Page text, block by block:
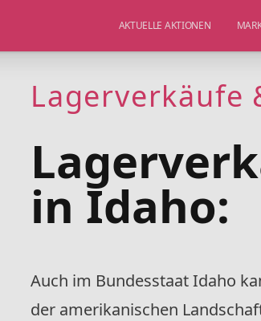
AKTUELLE AKTIONEN
Lagerverkäufe
in Idaho:
Auch im Bundesstaat Idaho
der amerikanischen